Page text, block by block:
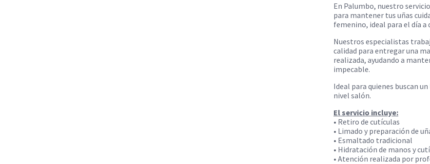
En Palumbo, nuestro
para mantener tus uñas
femenino, ideal para el día a
Nuestros especialistas
calidad para entregar una
realizada, ayudando a
impecable.
Ideal para quienes buscan
nivel salón.
El servicio incluye:
• Retiro de cutículas
• Limado y preparación de
• Esmaltado tradicional
• Hidratación de manos y
• Atención realizada por